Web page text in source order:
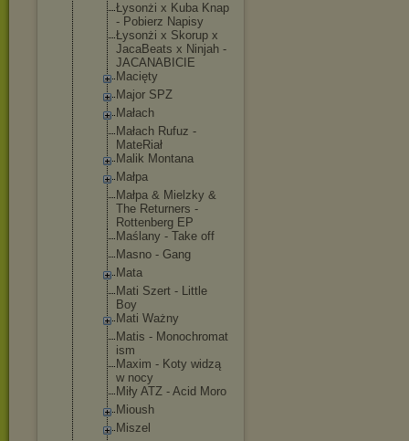
Łysonżi x Kuba Knap
- Pobierz Napisy
Łysonżi x Skorup x
JacaBeats x Ninjah -
JACANABICIE
Macięty
Major SPZ
Małach
Małach Rufuz -
MateRiał
Malik Montana
Małpa
Małpa & Mielzky &
The Returners -
Rottenberg EP
Maślany - Take off
Masno - Gang
Mata
Mati Szert - Little
Boy
Mati Ważny
Matis - Monochromat
ism
Maxim - Koty widzą
w nocy
Miły ATZ - Acid Moro
Mioush
Miszel